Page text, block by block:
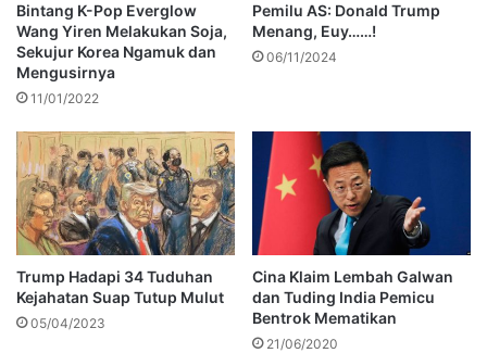
Bintang K-Pop Everglow
Wang Yiren Melakukan Soja,
Sekujur Korea Ngamuk dan
Mengusirnya
11/01/2022
Pemilu AS: Donald Trump
Menang, Euy……!
06/11/2024
Trump Hadapi 34 Tuduhan
Kejahatan Suap Tutup Mulut
05/04/2023
Cina Klaim Lembah Galwan
dan Tuding India Pemicu
Bentrok Mematikan
21/06/2020